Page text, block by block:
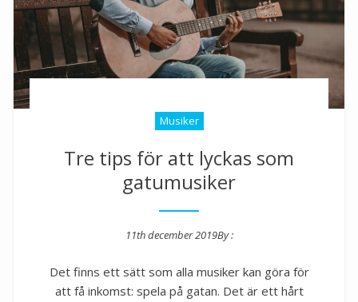
Musiker
Tre tips för att lyckas som
gatumusiker
11th december 2019By :
Det finns ett sätt som alla musiker kan göra för
att få inkomst: spela på gatan. Det är ett hårt